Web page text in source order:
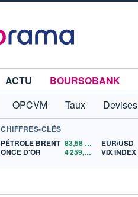
ACTU
BOURSOBANK
OPCVM Taux Devises
CHIFFRES-CLÉS
PÉTROLE BRENT 83,58
ONCE D'OR
4 259,80 $US
EUR/USD
VIX INDEX